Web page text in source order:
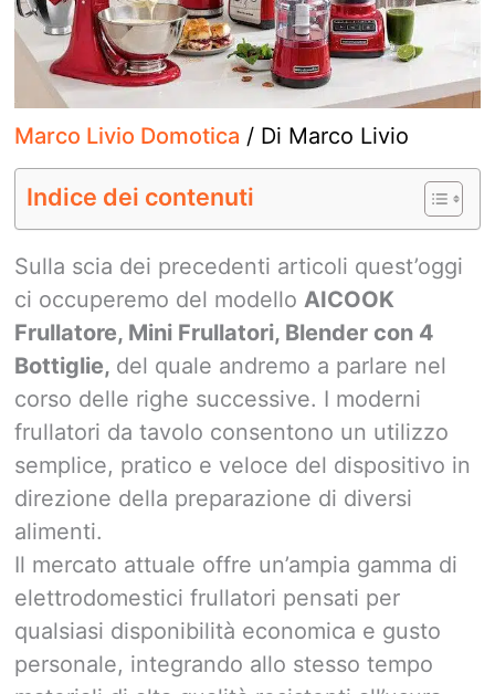
Marco Livio Domotica / Di Marco Livio
Indice dei contenuti
Sulla scia dei precedenti articoli quest’oggi
ci occuperemo del modello AICOOK
Frullatore, Mini Frullatori, Blender con 4
Bottiglie, del quale andremo a parlare nel
corso delle righe successive. I moderni
frullatori da tavolo consentono un utilizzo
semplice, pratico e veloce del dispositivo in
direzione della preparazione di diversi
alimenti.
Il mercato attuale offre un’ampia gamma di
elettrodomestici frullatori pensati per
qualsiasi disponibilità economica e gusto
personale, integrando allo stesso tempo